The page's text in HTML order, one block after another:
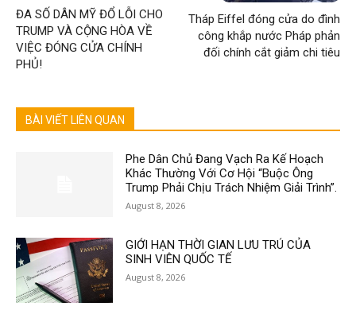
ĐA SỐ DÂN MỸ ĐỔ LỖI CHO
TRUMP VÀ CỘNG HÒA VỀ
VIỆC ĐÓNG CỬA CHÍNH
PHỦ!
Tháp Eiffel đóng cửa do đình
công khắp nước Pháp phản
đối chính cắt giảm chi tiêu
BÀI VIẾT LIÊN QUAN
Phe Dân Chủ Đang Vạch Ra Kế Hoạch
Khác Thường Với Cơ Hội “Buộc Ông
Trump Phải Chịu Trách Nhiệm Giải Trình”.
August 8, 2026
GIỚI HẠN THỜI GIAN LƯU TRÚ CỦA
SINH VIÊN QUỐC TẾ
August 8, 2026